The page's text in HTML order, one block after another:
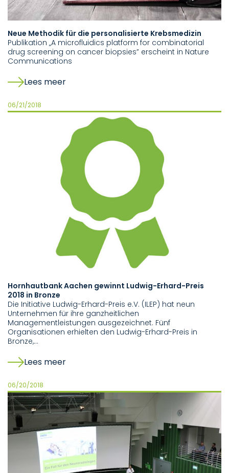
Neue Methodik für die personalisierte Krebsmedizin
Publikation „A microfluidics platform for combinatorial
drug screening on cancer biopsies” erscheint in Nature
Communications
Lees meer
06/21/2018
Hornhautbank Aachen gewinnt Ludwig-Erhard-Preis
2018 in Bronze
Die Initiative Ludwig-Erhard-Preis e.V. (ILEP) hat neun
Unternehmen für ihre ganzheitlichen
Managementleistungen ausgezeichnet. Fünf
Organisationen erhielten den Ludwig-Erhard-Preis in
Bronze,…
Lees meer
06/20/2018